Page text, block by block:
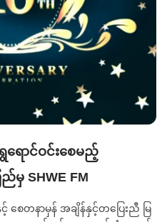
ရောင်ဝင်းစေမည့်
မှ SHWE FM
စေတနာမှန် အချိန်နှင့်တပြေးညီ မြ